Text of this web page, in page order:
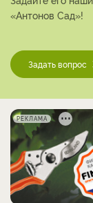
«Антонов Сад»!
Задать вопрос
РЕКЛАМА